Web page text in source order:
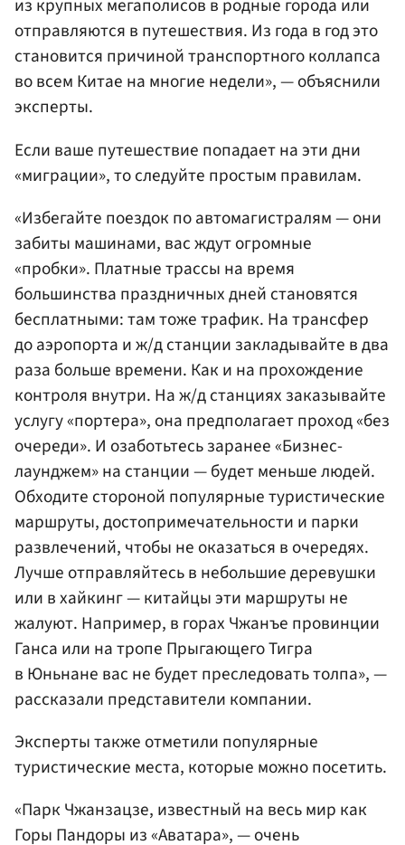
из крупных мегаполисов в родные города или
отправляются в путешествия. Из года в год это
становится причиной транспортного коллапса
во всем Китае на многие недели», — объяснили
эксперты.
Если ваше путешествие попадает на эти дни
«миграции», то следуйте простым правилам.
«Избегайте поездок по автомагистралям — они
забиты машинами, вас ждут огромные
«пробки». Платные трассы на время
большинства праздничных дней становятся
бесплатными: там тоже трафик. На трансфер
до аэропорта и ж/д станции закладывайте в два
раза больше времени. Как и на прохождение
контроля внутри. На ж/д станциях заказывайте
услугу «портера», она предполагает проход «без
очереди». И озаботьтесь заранее «Бизнес-
лаунджем» на станции — будет меньше людей.
Обходите стороной популярные туристические
маршруты, достопримечательности и парки
развлечений, чтобы не оказаться в очередях.
Лучше отправляйтесь в небольшие деревушки
или в хайкинг — китайцы эти маршруты не
жалуют. Например, в горах Чжанъе провинции
Ганса или на тропе Прыгающего Тигра
в Юньнане вас не будет преследовать толпа», —
рассказали представители компании.
Эксперты также отметили популярные
туристические места, которые можно посетить.
«Парк Чжанзацзе, известный на весь мир как
Горы Пандоры из «Аватара», — очень